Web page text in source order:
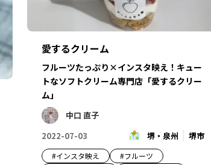
愛するクリーム
フルーツたっぷり×インスタ映え！キュー
トなソフトクリーム専門店「愛するクリー
ム」
中口 直子
2022-07-03
堺・泉州 堺市
#インスタ映え #フルーツ